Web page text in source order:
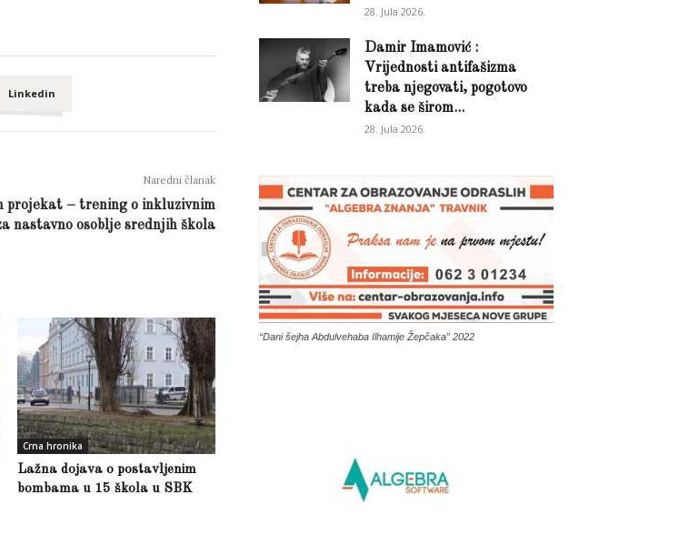
Linkedin
Naredni članak
projekat – trening o inkluzivnim
nastavno osoblje srednjih škola
Crna hronika
Lažna dojava o postavljenim
bombama u 15 škola u SBK
28. Jula 2026.
Damir Imamović :
Vrijednosti antifašizma
treba njegovati, pogotovo
kada se širom...
28. Jula 2026.
“Dani šejha Abdulvehaba Ilhamije Žepčaka” 2022